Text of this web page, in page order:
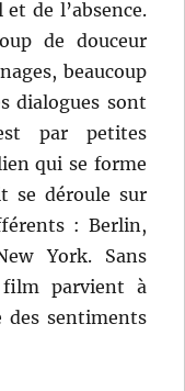
de l’absence.
de douceur
beaucoup
dialogues sont
par petites
qui se forme
se déroule sur
: Berlin,
York. Sans
parvient à
des sentiments